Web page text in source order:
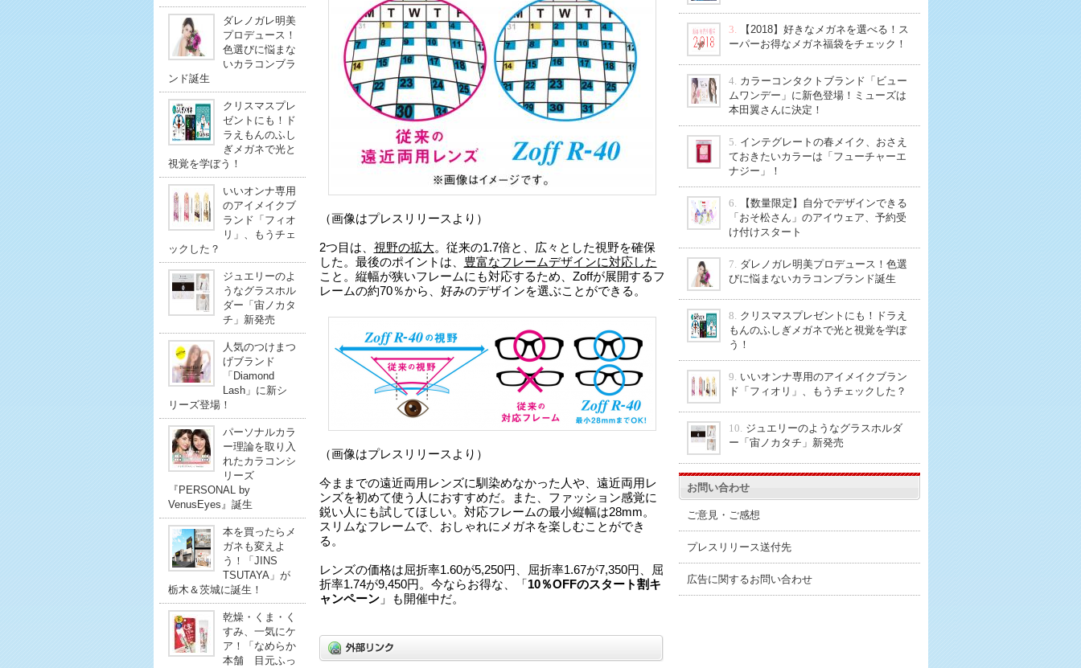
ダレノガレ明美
プロデュース！
色選びに悩まな
いカラコンブラ
ンド誕生
クリスマスプレ
ゼントにも！ド
ラえもんのふし
ぎメガネで光と
視覚を学ぼう！
いいオンナ専用
のアイメイクブ
ランド「フィオ
リ」、もうチェ
ックした？
ジュエリーのよ
うなグラスホル
ダー「宙ノカタ
チ」新発売
人気のつけまつ
げブランド
「Diamond
Lash」に新シ
リーズ登場！
パーソナルカラ
ー理論を取り入
れたカラコンシ
リーズ
『PERSONAL by
VenusEyes』誕生
本を買ったらメ
ガネも変えよ
う！「JINS
TSUTAYA」が
栃木＆茨城に誕生！
乾燥・くま・く
すみ、一気にケ
ア！「なめらか
本舗 目元ふっ
（画像はプレスリリースより）
2つ目は、 視野の拡大。従来の1.7倍と、広々とした視野を確保
した。最後のポイントは、 豊富なフレームデザインに対応した
こと。縦幅が狭いフレームにも対応するため、Zoffが展開するフ
レームの約70％から、好みのデザインを選ぶことができる。
（画像はプレスリリースより）
今ままでの遠近両用レンズに馴染めなかった人や、遠近両用レ
ンズを初めて使う人におすすめだ。また、ファッション感覚に
鋭い人にも試してほしい。対応フレームの最小縦幅は28mm。
スリムなフレームで、おしゃれにメガネを楽しむことができ
る。
レンズの価格は屈折率1.60が5,250円、屈折率1.67が7,350円、屈
折率1.74が9,450円。今ならお得な、「 10％OFFのスタート割キ
ャンペーン」も開催中だ。
3.
【2018】好きなメガネを選べる！ス
ーパーお得なメガネ福袋をチェック！
4. カラーコンタクトブランド「ビュー
ムワンデー」に新色登場！ミューズは
本田翼さんに決定！
5. インテグレートの春メイク、おさえ
ておきたいカラーは「フューチャーエ
ナジー」！
6.
【数量限定】自分でデザインできる
「おそ松さん」のアイウェア、予約受
け付けスタート
7. ダレノガレ明美プロデュース！色選
びに悩まないカラコンブランド誕生
8. クリスマスプレゼントにも！ドラえ
もんのふしぎメガネで光と視覚を学ぼ
う！
9. いいオンナ専用のアイメイクブラン
ド「フィオリ」、もうチェックした？
10. ジュエリーのようなグラスホルダ
ー「宙ノカタチ」新発売
お問い合わせ
ご意見・ご感想
プレスリリース送付先
広告に関するお問い合わせ